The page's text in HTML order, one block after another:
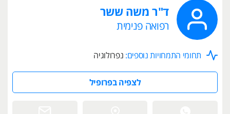
ד"ר משה ששר
רפואה פנימית
תחומי התמחויות נוספים: נפרולוגיה
לצפיה בפרופיל